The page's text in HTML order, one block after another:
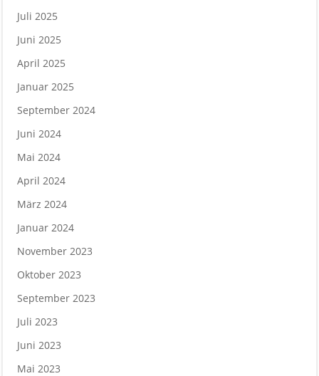
Juli 2025
Juni 2025
April 2025
Januar 2025
September 2024
Juni 2024
Mai 2024
April 2024
März 2024
Januar 2024
November 2023
Oktober 2023
September 2023
Juli 2023
Juni 2023
Mai 2023